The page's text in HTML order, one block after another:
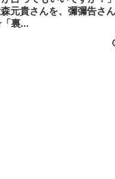
元貴さんを、彌彌告さ
裏...